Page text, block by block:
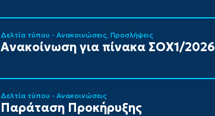
Δελτία τύπου - Ανακοινώσεις Προσλήψεις
Ανακοίνωση για πίνακα ΣΟΧ1/2026
Δελτία τύπου - Ανακοινώσεις
Παράταση Προκήρυξης